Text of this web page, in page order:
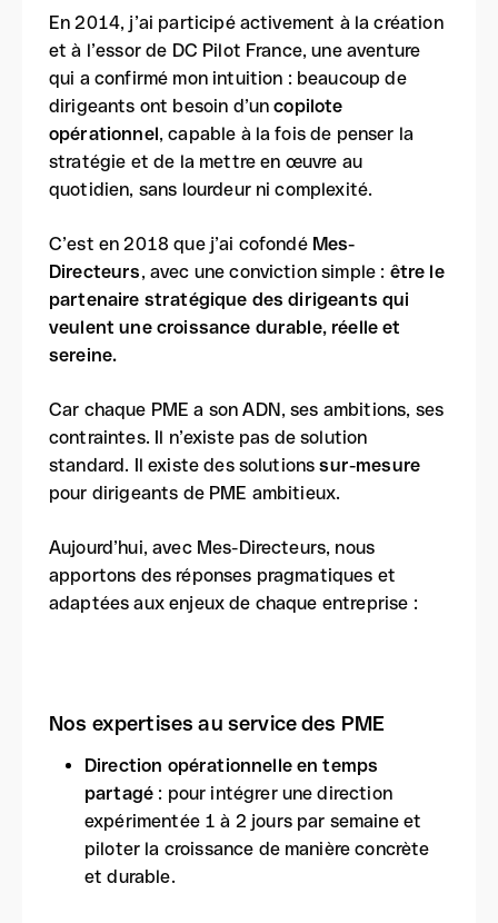
En 2014, j’ai participé activement à la création
et à l’essor de DC Pilot France, une aventure
qui a confirmé mon intuition : beaucoup de
dirigeants ont besoin d’uncopilote
opérationnel, capable à la fois de penser la
stratégie et de la mettre en œuvre au
quotidien, sans lourdeur ni complexité.
C’est en 2018 que j’ai cofondé Mes-
Directeurs, avec une conviction simple : être le
partenaire stratégique des dirigeants qui
veulent une croissance durable, réelle et
sereine.
Car chaque PME a son ADN, ses ambitions, ses
contraintes. Il n’existe pas de solution
standard. Il existe des solutionssur-mesure
pour dirigeants de PME ambitieux.
Aujourd’hui, avec Mes-Directeurs, nous
apportons des réponses pragmatiques et
adaptées aux enjeux de chaque entreprise :
Nos expertises au service des PME
Direction opérationnelle en temps
partagé : pour intégrer une direction
expérimentée 1 à 2 jours par semaine et
piloter la croissance de manière concrète
et durable.